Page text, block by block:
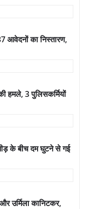
आवेदनों का निस्तारण,
हमले, 3 पुलिसकर्मियों
के बीच दम घुटने से गई
उर्मिला कानिटकर,